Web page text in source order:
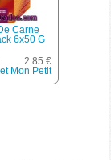
Carne
6x50 G
2.85 €
Mon Petit